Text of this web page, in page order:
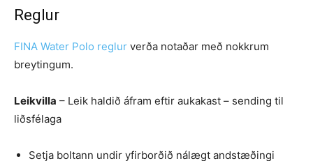
Reglur
FINA Water Polo reglur verða notaðar með nokkrum
breytingum.
Leikvilla – Leik haldið áfram eftir aukakast – sending til
liðsfélaga
Setja boltann undir yfirborðið nálægt andstæðingi